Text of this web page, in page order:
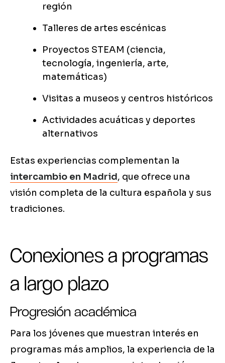
región
Talleres de artes escénicas
Proyectos STEAM (ciencia,
tecnología, ingeniería, arte,
matemáticas)
Visitas a museos y centros históricos
Actividades acuáticas y deportes
alternativos
Estas experiencias complementan la
intercambio en Madrid, que ofrece una
visión completa de la cultura española y sus
tradiciones.
Conexiones a programas
a largo plazo
Progresión académica
Para los jóvenes que muestran interés en
programas más amplios, la experiencia de la